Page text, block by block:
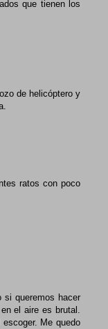
que tienen los
de helicóptero y
ratos con poco
si queremos hacer
el aire es brutal.
Me quedo